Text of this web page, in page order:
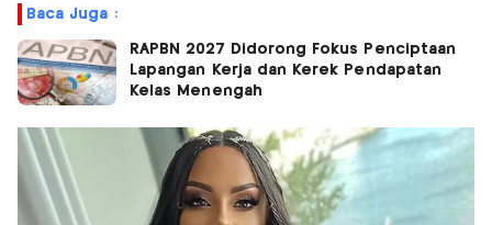
Baca Juga :
RAPBN 2027 Didorong Fokus Penciptaan
Lapangan Kerja dan Kerek Pendapatan
Kelas Menengah